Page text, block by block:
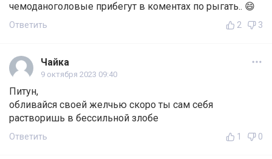
чемоданоголовые прибегут в коментах по рыгать.. 😄
Ответить 2 3
Чайка
9 октября 2023 09:40
Питун,
обливайся своей желчью скоро ты сам себя
растворишь в бессильной злобе
Ответить 1 0